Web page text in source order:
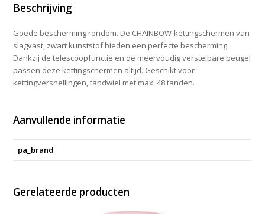
Beschrijving
Goede bescherming rondom. De CHAINBOW-kettingschermen van
slagvast, zwart kunststof bieden een perfecte bescherming.
Dankzij de telescoopfunctie en de meervoudig verstelbare beugel
passen deze kettingschermen altijd. Geschikt voor
kettingversnellingen, tandwiel met max. 48 tanden.
Aanvullende informatie
pa_brand
Gerelateerde producten